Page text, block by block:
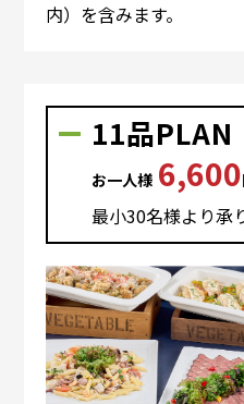
内）を含みます。
11品PLAN
お⼀⼈様 6,600
最⼩30名様より承